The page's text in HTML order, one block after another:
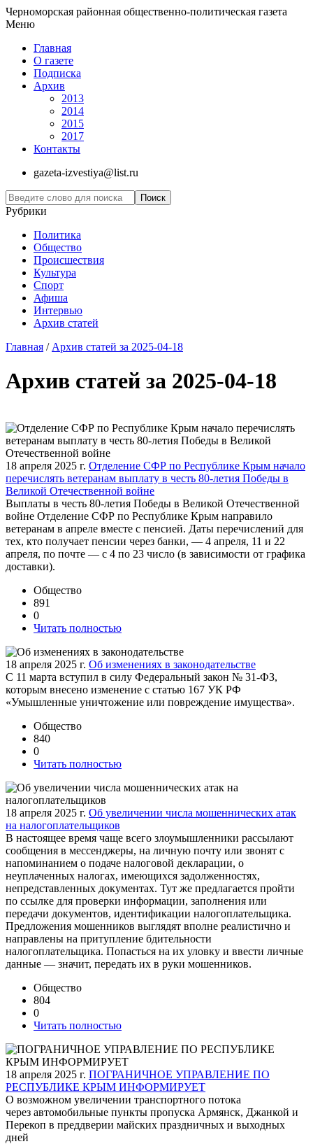
Черноморская районная общественно-политическая газета
Меню
Главная
О газете
Подписка
Архив
2013
2014
2015
2017
Контакты
gazeta-izvestiya@list.ru
Рубрики
Политика
Общество
Проиcшествия
Культура
Спорт
Афиша
Интервью
Архив статей
Главная / Архив статей за 2025-04-18
Архив статей за 2025-04-18
18 апреля 2025 г. Отделение СФР по Республике Крым начало
перечислять ветеранам выплату в честь 80-летия Победы в
Великой Отечественной войне
Выплаты в честь 80-летия Победы в Великой Отечественной
войне Отделение СФР по Республике Крым направило
ветеранам в апреле вместе с пенсией. Даты перечислений для
тех, кто получает пенсии через банки, — 4 апреля, 11 и 22
апреля, по почте — с 4 по 23 число (в зависимости от графика
доставки).
Общество
891
0
Читать полностью
18 апреля 2025 г. Об изменениях в законодательстве
С 11 марта вступил в силу Федеральный закон № 31-ФЗ,
которым внесено изменение с статью 167 УК РФ
«Умышленные уничтожение или повреждение имущества».
Общество
840
0
Читать полностью
18 апреля 2025 г. Об увеличении числа мошеннических атак
на налогоплательщиков
В настоящее время чаще всего злоумышленники рассылают
сообщения в мессенджеры, на личную почту или звонят с
напоминанием о подаче налоговой декларации, о
неуплаченных налогах, имеющихся задолженностях,
непредставленных документах. Тут же предлагается пройти
по ссылке для проверки информации, заполнения или
передачи документов, идентификации налогоплательщика.
Предложения мошенников выглядят вполне реалистично и
направлены на притупление бдительности
налогоплательщика. Попасться на их уловку и ввести личные
данные — значит, передать их в руки мошенников.
Общество
804
0
Читать полностью
18 апреля 2025 г. ПОГРАНИЧНОЕ УПРАВЛЕНИЕ ПО
РЕСПУБЛИКЕ КРЫМ ИНФОРМИРУЕТ
О возможном увеличении транспортного потока
через автомобильные пункты пропуска Армянск, Джанкой и
Перекоп в преддверии майских праздничных и выходных
дней